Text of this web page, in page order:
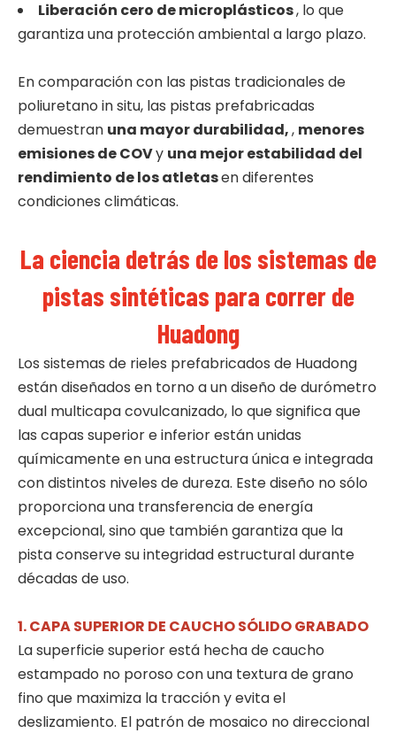
Liberación cero de microplásticos, lo que
garantiza una protección ambiental a largo plazo.
En comparación con las pistas tradicionales de
poliuretano in situ, las pistas prefabricadas
demuestran una mayor durabilidad,, menores
emisiones de COVy una mejor estabilidad del
rendimiento de los atletasen diferentes
condiciones climáticas.
La ciencia detrás de los sistemas de
pistas sintéticas para correr de
Huadong
Los sistemas de rieles prefabricados de Huadong
están diseñados en torno a un diseño de durómetro
dual multicapa covulcanizado, lo que significa que
las capas superior e inferior están unidas
químicamente en una estructura única e integrada
con distintos niveles de dureza. Este diseño no sólo
proporciona una transferencia de energía
excepcional, sino que también garantiza que la
pista conserve su integridad estructural durante
décadas de uso.
1. CAPA SUPERIOR DE CAUCHO SÓLIDO GRABADO
La superficie superior está hecha de caucho
estampado no poroso con una textura de grano
fino que maximiza la tracción y evita el
deslizamiento. El patrón de mosaico no direccional